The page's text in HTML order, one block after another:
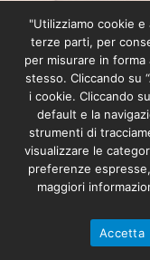
"Utilizziamo cookie
terze parti, per
per misurare in
stesso. Cliccando su
i cookie. Cliccando
default e la
strumenti di
visualizzare le
preferenze
maggiori
Accetta